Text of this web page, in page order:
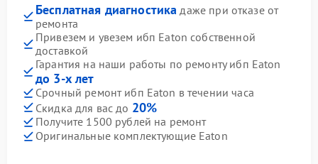
Бесплатная диагностика даже при отказе от
ремонта
Привезем и увезем ибп Eaton собственной
доставкой
Гарантия на наши работы по ремонту ибп Eaton
до 3-х лет
Срочный ремонт ибп Eaton в течении часа
Скидка для вас до 20%
Получите 1500 рублей на ремонт
Оригинальные комплектующие Eaton